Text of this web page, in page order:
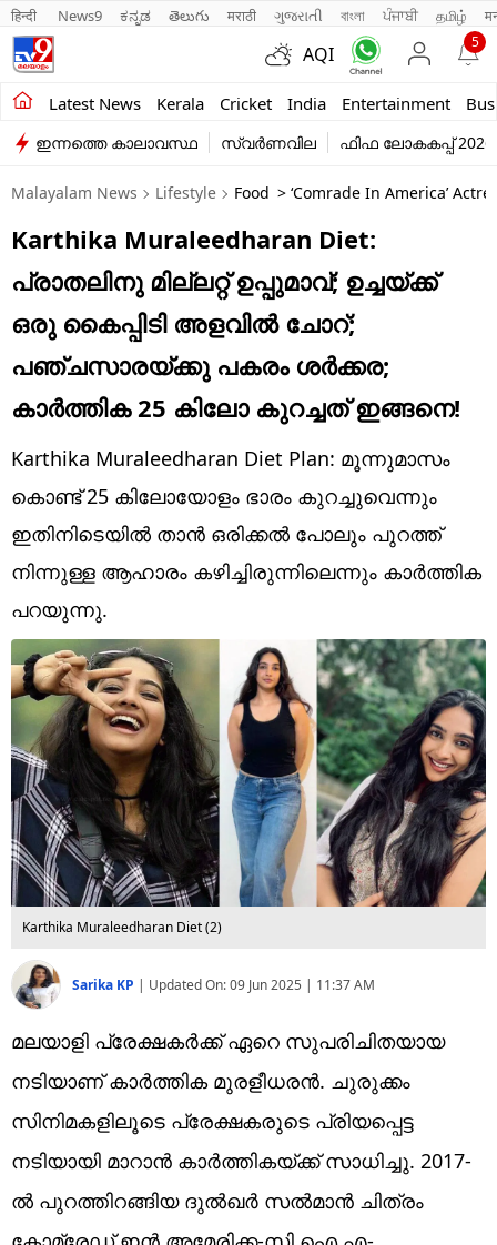
हिन्दी News9 ಕನ್ನಡ తెలుగు मराठी ગુજરાતી বাংলা ਪੰਜਾਬੀ தமிழ்
AQI
5
Latest News Kerala Cricket India Entertainment
Kerala
India
Entertainment
Business
Education
Sports
Lifestyle
world
Technology
Religion
Web Story
Photo
Short Videos
ഇന്നത്തെ കാലാവസ്ഥ സ്വർണവില ഫിഫ ലോകകപ്പ് 2026
Malayalam News Lifestyle Food > ‘Comrade In America’
Karthika Muraleedharan Diet:
പ്രാതലിനു മില്ലറ്റ് ഉപ്പുമാവ്; ഉച്ചയ്‌ക്ക്
ഒരു കൈപ്പിടി അളവിൽ ചോറ്;
പഞ്ചസാരയ്ക്കു പകരം ശർക്കര;
കാർത്തിക 25 കിലോ കുറച്ചത് ഇങ്ങനെ!
Karthika Muraleedharan Diet Plan: മൂന്നുമാസം
കൊണ്ട് 25 കിലോയോളം ഭാരം കുറച്ചുവെന്നും
ഇതിനിടെയിൽ താൻ ഒരിക്കൽ പോലും പുറത്ത്
നിന്നുള്ള ആഹാരം കഴിച്ചിരുന്നിലെന്നും കാർത്തിക
പറയുന്നു.
Karthika Muraleedharan Diet (2)
Sarika KP | Updated On:09 Jun 2025 | 11:37 AM
മലയാളി പ്രേക്ഷകർക്ക് ഏറെ സുപരിചിതയായ
നടിയാണ് കാര്‍ത്തിക മുരളീധരൻ. ചുരുക്കം
സിനിമകളിലൂടെ പ്രേക്ഷകരുടെ പ്രിയപ്പെട്ട
നടിയായി മാറാൻ കാർത്തികയ്ക്ക് സാധിച്ചു. 2017-
ൽ പുറത്തിറങ്ങിയ ദുൽഖർ സൽമാൻ ചിത്രം